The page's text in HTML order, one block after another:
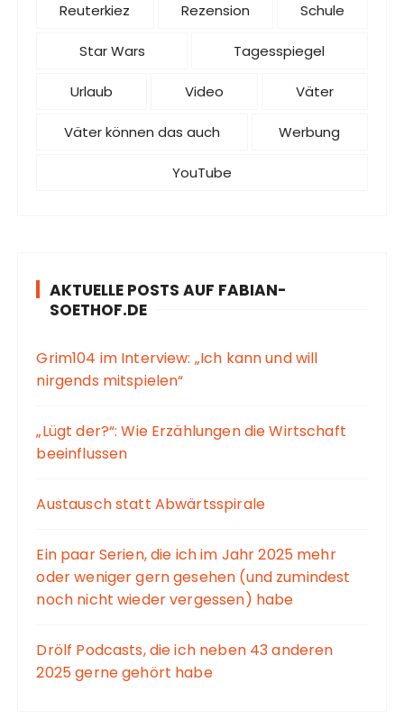
Reuterkiez Rezension Schule
Star Wars Tagesspiegel
Urlaub Video Väter
Väter können das auch Werbung
YouTube
AKTUELLE POSTS AUF FABIAN-
SOETHOF.DE
Grim104 im Interview: „Ich kann und will
nirgends mitspielen“
„Lügt der?“: Wie Erzählungen die Wirtschaft
beeinflussen
Austausch statt Abwärtsspirale
Ein paar Serien, die ich im Jahr 2025 mehr
oder weniger gern gesehen (und zumindest
noch nicht wieder vergessen) habe
Drölf Podcasts, die ich neben 43 anderen
2025 gerne gehört habe